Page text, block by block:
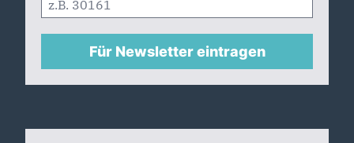
Für Newsletter eintragen